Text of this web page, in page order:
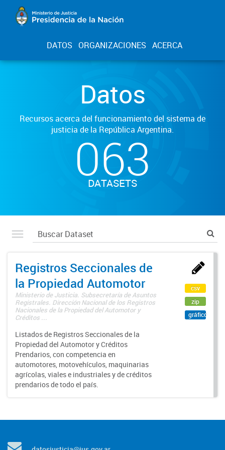
DATOS ORGANIZACIONES ACERCA
Datos
Recursos acerca del funcionamiento del sistema de
justicia de la República Argentina.
063
DATASETS
Registros Seccionales de
la Propiedad Automotor
Ministerio de Justicia. Subsecretaría de Asuntos
Registrales. Dirección Nacional de los Registros
Nacionales de la Propiedad del Automotor y
Créditos ...
Listados de Registros Seccionales de la
Propiedad del Automotor y Créditos
Prendarios, con competencia en
automotores, motovehículos, maquinarias
agrícolas, viales e industriales y de créditos
prendarios de todo el país.
csv
zip
gráfico